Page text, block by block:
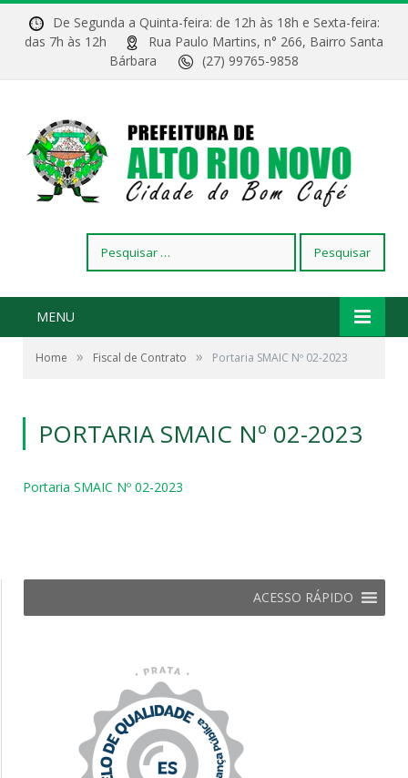
De Segunda a Quinta-feira: de 12h às 18h e Sexta-feira:
das 7h às 12h
Rua Paulo Martins, n° 266, Bairro Santa
Bárbara
(27) 99765-9858
por:
MENU
Home » Fiscal de Contrato » Portaria SMAIC Nº 02-2023
PORTARIA SMAIC Nº 02-2023
Portaria SMAIC Nº 02-2023
ACESSO RÁPIDO